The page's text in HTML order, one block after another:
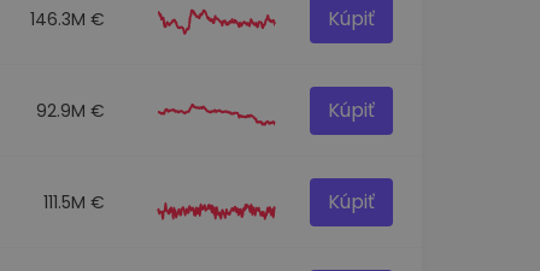
146.3M € Kúpiť
92.9M € Kúpiť
111.5M € Kúpiť